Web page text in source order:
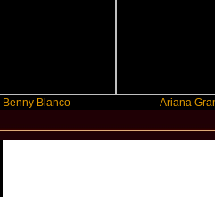
Ariana Grande